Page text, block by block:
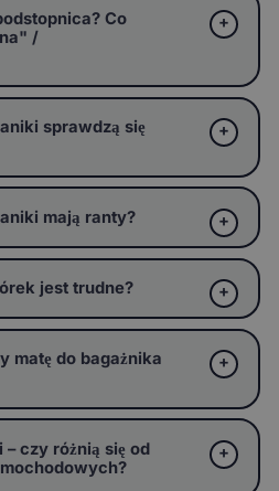
Co
/
sprawdzą się
mają ranty?
jest trudne?
matę do bagażnika
– czy różnią się od